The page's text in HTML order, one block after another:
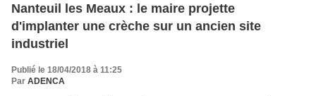
Nanteuil les Meaux : le maire projette
d'implanter une crèche sur un ancien site
industriel
Publié le 18/04/2018 à 11:25
Par ADENCA